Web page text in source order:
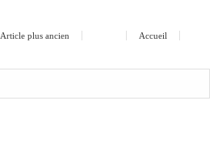
Article plus ancien Accueil